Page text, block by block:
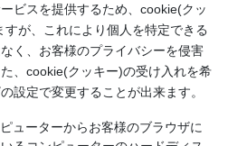
ビスを提供するため、cookie(クッ
が、これにより個人を特定できる
く、お客様のプライバシーを侵害
、cookie(クッキー)の受け入れを希
設定で変更することが出来ます。
ューターからお客様のブラウザに
形をした山車（だし）の一種が集落
の「あばれ祭り」が特に有名。